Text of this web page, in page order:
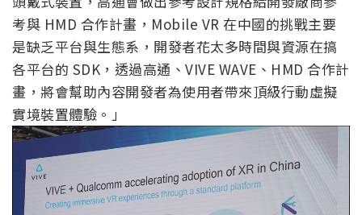
考與 HMD 合作計畫，Mobile VR 在中國的挑戰主要
是缺乏平台與生態系，開發者花太多時間與資源在搞
各平台的 SDK，透過高通、VIVE WAVE、HMD 合作計
畫，將會幫助內容開發者為使用者帶來頂級行動虛擬
實境裝置體驗。」